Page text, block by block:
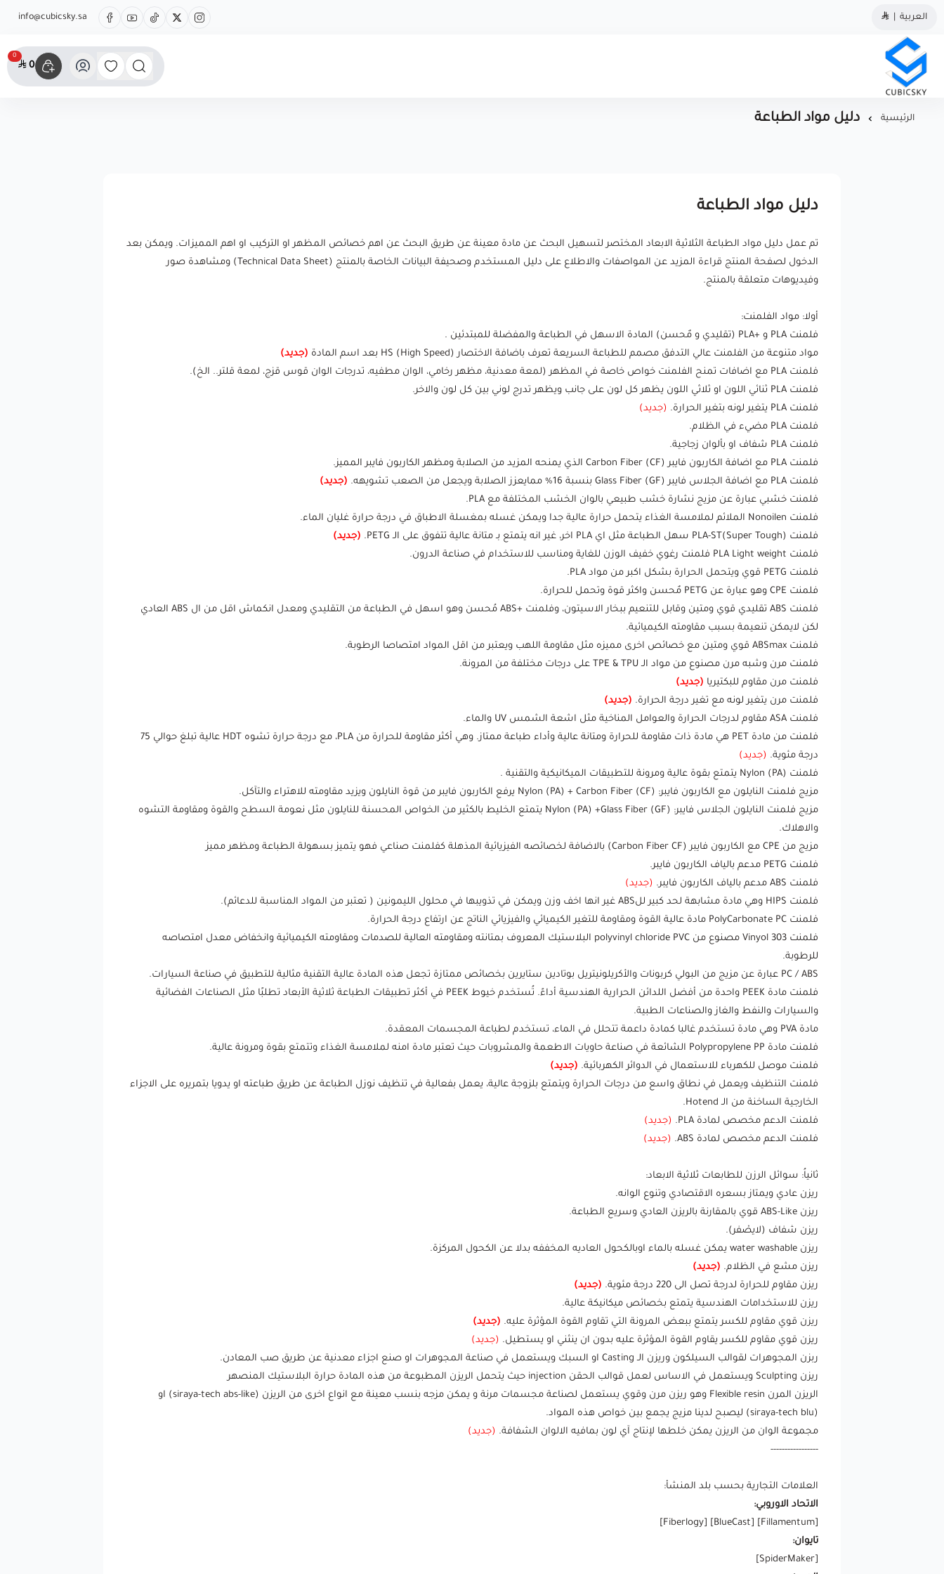
العربية info@cubicsky.sa
مؤسسة كيوبك سكاي
0
0
الرئيسية دليل مواد الطباعة
دليل مواد الطباعة
تم عمل دليل مواد الطباعة الثلاثية الابعاد المختصر لتسهيل البحث عن مادة معينة عن طريق البحث عن اهم خصائص المظهر او التركيب او اهم المميزات. ويمكن بعد
الدخول لصفحة المنتج قراءة المزيد عن المواصفات والاطلاع على دليل المستخدم وصحيفة البيانات الخاصة بالمنتج (Technical Data Sheet) ومشاهدة صور
وفيديوهات متعلقة بالمنتج.
أولا: مواد الفلمنت:
فلمنت PLA و +PLA (تقليدي و مٌحسن) المادة الاسهل في الطباعة والمفضلة للمبتدئين .
مواد متنوعة من الفلمنت عالي التدفق مصمم للطباعة السريعة تعرف باضافة الاختصار HS (High Speed) بعد اسم المادة
(جديد)
فلمنت PLA مع اضافات تمنح الفلمنت خواص خاصة في المظهر (لمعة معدنية، مظهر رخامي، الوان مطفيه، تدرجات الوان قوس قزج، لمعة قلتر.. الخ).
فلمنت PLA ثنائي اللون او ثلاثي اللون يظهر كل لون على جانب ويظهر تدرج لوني بين كل لون والاخر.
فلمنت PLA يتغير لونه بتغير الحرارة.
(جديد)
فلمنت PLA مضيء في الظلام.
فلمنت PLA شفاف او بألوان زجاجية.
فلمنت PLA مع اضافة الكاربون فايبر Carbon Fiber (CF) الذي يمنحه المزيد من الصلابة ومظهر الكاربون فايبر المميز.
فلمنت PLA مع اضافة الجلاس فايبر Glass Fiber (GF) بنسبة 16% ممايعزز الصلابة ويجعل من الصعب تشويهه.
(جديد)
فلمنت خشبي عبارة عن مزيج نشارة خشب طبيعي بالوان الخشب المختلفة مع PLA.
فلمنت Nonoilen الملائم لملامسة الغذاء يتحمل حرارة عالية جدا ويمكن غسله بمغسلة الاطباق في درجة حرارة غليان الماء.
فلمنت PLA-ST(Super Tough) سهل الطباعة مثل اي PLA اخر، غير انه يتمتع بـ متانة عالية تتفوق على الـ PETG.
(جديد)
فلمنت PLA Light weight فلمنت رغوي خفيف الوزن للغاية ومناسب للاستخدام في صناعة الدرون.
فلمنت PETG قوي ويتحمل الحرارة بشكل اكبر من مواد PLA.
فلمنت CPE وهو عبارة عن PETG مٌحسن واكثر قوة وتحمل للحرارة.
فلمنت ABS تقليدي قوي ومتين وقابل للتنعيم ببخار الاسيتون، وفلمنت +ABS مُحسن وهو اسهل في الطباعة من التقليدي ومعدل انكماش اقل من ال ABS العادي
لكن لايمكن تنعيمة بسبب مقاومته الكيميائية.
فلمنت ABSmax قوي ومتين مع خصائص اخرى مميزه مثل مقاومة اللهب ويعتبر من اقل المواد امتصاصا الرطوبة.
فلمنت مرن وشبه مرن مصنوع من مواد الـ TPE & TPU على درجات مختلفة من المرونة.
فلمنت مرن مقاوم للبكتيريا (جديد)
فلمنت مرن يتغير لونه مع تغير درجة الحرارة. (جديد)
فلمنت ASA مقاوم لدرجات الحرارة والعوامل المناخية مثل اشعة الشمس UV والماء.
فلمنت من مادة PET هي مادة ذات مقاومة للحرارة ومتانة عالية وأداء طباعة ممتاز. وهي أكثر مقاومة للحرارة من PLA، مع درجة حرارة تشوه HDT عالية تبلغ حوالي 75
درجة مئوية. (جديد)
فلمنت Nylon (PA) يتمتع بقوة عالية ومرونة للتطبيقات الميكانيكية والتقنية .
مزيج فلمنت النايلون مع الكاربون فايبر: Nylon (PA) + Carbon Fiber (CF) يرفع الكاربون فايبر من قوة النايلون ويزيد مقاومته للاهتراء والتآكل.
مزيج فلمنت النايلون الجلاس فايبر: Nylon (PA) +Glass Fiber (GF) يتمتع الخليط بالكثير من الخواص المحسنة للنايلون مثل نعومة السطح والقوة ومقاومة التشوه
والاهلاك.
مزيج من CPE مع الكاربون فايبر (Carbon Fiber CF) بالاضافة لخصائصه الفيزيائية المذهلة كفلمنت صناعي فهو يتميز بسهولة
الطباعة ومظهر مميز
فلمنت PETG مدعم بالياف الكاربون فايبر.
فلمنت ABS مدعم بالياف الكاربون فايبر.
(جديد)
فلمنت HIPS وهي مادة مشابهة لحد كبير للABS غير انها اخف وزن ويمكن في تذويبها في محلول الليمونين ( تعتبر من المواد المناسبة للدعائم).
فلمنت PolyCarbonate PC مادة عالية القوة ومقاومة للتغير الكيميائي والفيزيائي الناتج عن ارتفاع درجة الحرارة.
فلمنت Vinyol 303 مصنوع من polyvinyl chloride PVC البلاستيك المعروف بمتانته ومقاومته العالية للصدمات ومقاومته الكيميائية وانخفاض معدل امتصاصه
للرطوبة.
PC / ABS عبارة عن مزيج من البولي كربونات والأكريلونيتريل بوتادين ستايرين بخصائص ممتازة تجعل هذه المادة عالية التقنية مثالية للتطبيق في صناعة السيارات.
فلمنت مادة PEEK واحدة من أفضل اللدائن الحرارية الهندسية أداءً. تُستخدم خيوط PEEK في أكثر تطبيقات الطباعة ثلاثية الأبعاد تطلبًا مثل الصناعات الفضائية
والسيارات والنفط والغاز والصناعات الطبية.
مادة PVA وهي مادة تستخدم غالبا كمادة داعمة تتحلل في الماء، تستخدم لطباعة المجسمات المعقدة.
فلمنت مادة Polypropylene PP الشائعة في صناعة حاويات الاطعمة والمشروبات حيث تعتبر مادة امنه لملامسة الغذاء وتتمتع بقوة ومرونة عالية.
فلمنت موصل للكهرباء للاستعمال في الدوائر الكهربائية. (جديد)
فلمنت التنظيف ويعمل في نطاق واسع من درجات الحرارة ويتمتع بلزوجة عالية، يعمل بفعالية في تنظيف نوزل الطباعة عن طريق طباعته او يدويا بتمريره على الاجزاء
الخارجية الساخنة من الـ Hotend.
فلمنت الدعم مخصص لمادة PLA
. (جديد)
فلمنت الدعم مخصص لمادة ABS.
(جديد)
ثانياُ: سوائل الرزن للطابعات ثلاثية الابعاد:
ريزن عادي ويمتاز بسعره الاقتصادي وتنوع الوانه.
ريزن ABS-Like قوي بالمقارنة بالريزن العادي وسريع الطباعة.
ريزن شفاف (لايصْفر).
ريزن water washable يمكن غسله بالماء اوبالكحول العاديه المخففه بدلا عن الكحول المركزة.
ريزن مشع في الظلام. (جديد)
ريزن مقاوم للحرارة لدرجة تصل الى 220 درجة مئوية.
(جديد)
ريزن للاستخدامات الهندسية يتمتع بخصائص ميكانيكة عالية.
ريزن قوي مقاوم للكسر يتمتع ببعض المرونة التي تقاوم القوة المؤثرة عليه. (جديد)
ريزن قوي مقاوم للكسر يقاوم القوة المؤثرة عليه بدون ان ينثني او يستطيل. (جديد)
ربزن المجوهرات لقوالب السيلكون وريزن الـ Casting او السبك ويستعمل في صناعة المجوهرات او صنع اجزاء معدنية عن طريق صب المعادن.
ريزن Sculpting ويستعمل في الاساس لعمل قوالب الحقن injection حيث يتحمل الريزن المطبوعة من هذه المادة حرارة البلاستيك المنصهر
الريزن المرن Flexible resin وهو ريزن مرن وقوي يستعمل لصناعة مجسمات مرنة و يمكن مزجه بنسب معينة مع انواع اخرى من الريزن (siraya-tech abs-like) او
(siraya-tech blu) ليصبح لدينا مزيج يجمع بين خواص هذه المواد.
مجموعة الوان من الريزن يمكن خلطها لإنتاج آي لون بمافيه الالوان الشفافة. (جديد)
-----------------
العلامات التجارية بحسب بلد المنشأ:
الاتحاد الاوروبي:
[
Fillamentum
] [
BlueCast
] [
Fiberlogy
]
تايوان:
[
SpiderMaker
]